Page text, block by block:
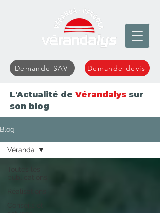
Demande SAV Demande devis
L'Actualité deVérandalys sur
son blog
Blog
Véranda